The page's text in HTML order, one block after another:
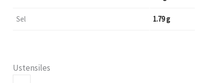
Sel 1.79 g
Ustensiles